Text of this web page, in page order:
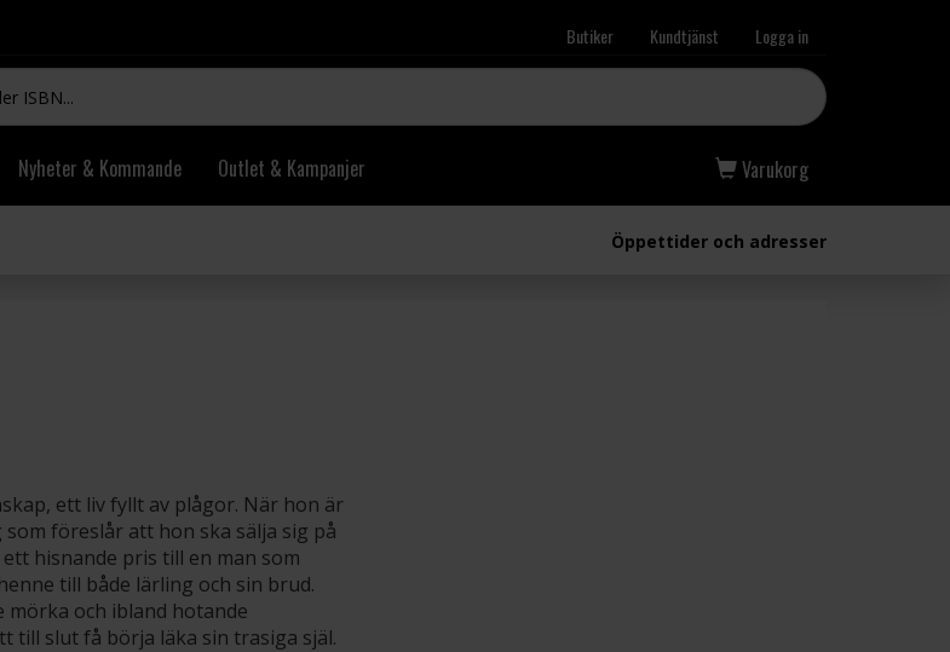
Butiker Kundtjänst Logga in
Nyheter & Kommande Outlet & Kampanjer Varukorg
Öppettider och adresser
ett liv fyllt av plågor. När hon är
föreslår att hon ska sälja sig på
hisnande pris till en man som
till både lärling och sin brud.
mörka och ibland hotande
till slut få börja läka sin trasiga själ.